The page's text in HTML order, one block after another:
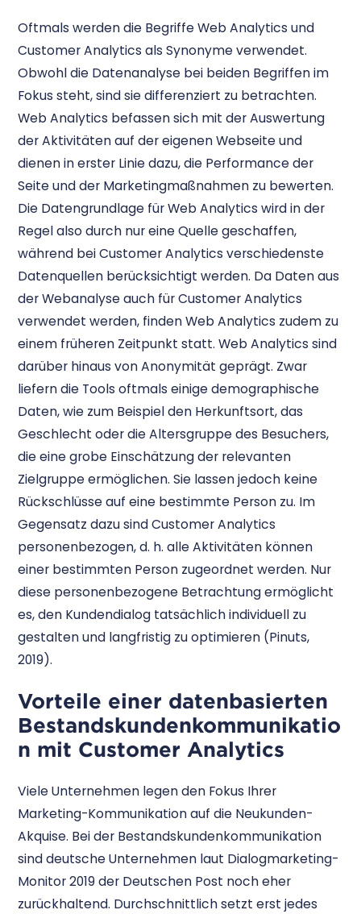
Oftmals werden die Begriffe Web Analytics und
Customer Analytics als Synonyme verwendet.
Obwohl die Datenanalyse bei beiden Begriffen im
Fokus steht, sind sie differenziert zu betrachten.
Web Analytics befassen sich mit der Auswertung
der Aktivitäten auf der eigenen Webseite und
dienen in erster Linie dazu, die Performance der
Seite und der Marketingmaßnahmen zu bewerten.
Die Datengrundlage für Web Analytics wird in der
Regel also durch nur eine Quelle geschaffen,
während bei Customer Analytics verschiedenste
Datenquellen berücksichtigt werden. Da Daten aus
der Webanalyse auch für Customer Analytics
verwendet werden, finden Web Analytics zudem zu
einem früheren Zeitpunkt statt. Web Analytics sind
darüber hinaus von Anonymität geprägt. Zwar
liefern die Tools oftmals einige demographische
Daten, wie zum Beispiel den Herkunftsort, das
Geschlecht oder die Altersgruppe des Besuchers,
die eine grobe Einschätzung der relevanten
Zielgruppe ermöglichen. Sie lassen jedoch keine
Rückschlüsse auf eine bestimmte Person zu. Im
Gegensatz dazu sind Customer Analytics
personenbezogen, d. h. alle Aktivitäten können
einer bestimmten Person zugeordnet werden. Nur
diese personenbezogene Betrachtung ermöglicht
es, den Kundendialog tatsächlich individuell zu
gestalten und langfristig zu optimieren (Pinuts,
2019).
Vorteile einer datenbasierten
Bestandskundenkommunikatio
n mit Customer Analytics
Viele Unternehmen legen den Fokus Ihrer
Marketing-Kommunikation auf die Neukunden-
Akquise. Bei der Bestandskundenkommunikation
sind deutsche Unternehmen laut Dialogmarketing-
Monitor 2019 der Deutschen Post noch eher
zurückhaltend. Durchschnittlich setzt erst jedes